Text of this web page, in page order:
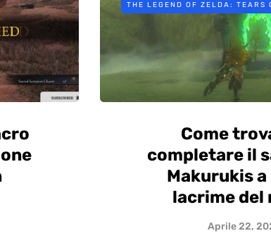
THE LEGEND OF ZELDA: TEARS
Come
completare il
Makurukis a
lacrime del
Aprile 22,